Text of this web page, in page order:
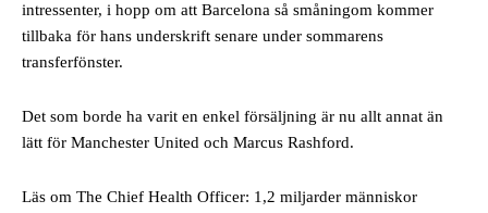
intressenter, i hopp om att Barcelona så småningom kommer
tillbaka för hans underskrift senare under sommarens
transferfönster.
Det som borde ha varit en enkel försäljning är nu allt annat än
lätt för Manchester United och Marcus Rashford.
Läs om The Chief Health Officer: 1,2 miljarder människor